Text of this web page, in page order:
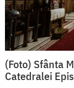
(Foto) Sfânta
Catedralei